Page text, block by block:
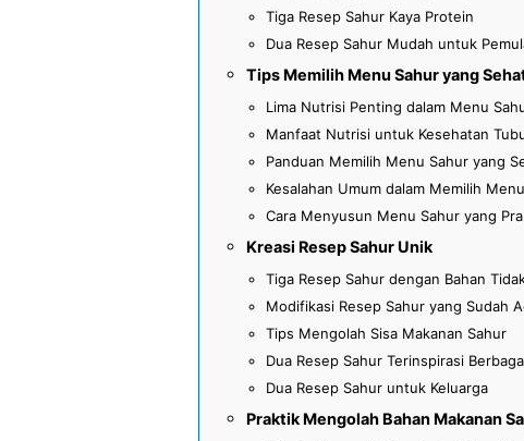
Tiga Resep Sahur Kaya Protein
Dua Resep Sahur Mudah untuk
Tips Memilih Menu Sahur yang
Lima Nutrisi Penting dalam Menu
Manfaat Nutrisi untuk Kesehatan
Panduan Memilih Menu Sahur yang
Kesalahan Umum dalam Memilih
Cara Menyusun Menu Sahur yang
Kreasi Resep Sahur Unik
Tiga Resep Sahur dengan Bahan
Modifikasi Resep Sahur yang Sudah
Tips Mengolah Sisa Makanan Sahur
Dua Resep Sahur Terinspirasi
Dua Resep Sahur untuk Keluarga
Praktik Mengolah Bahan Makanan